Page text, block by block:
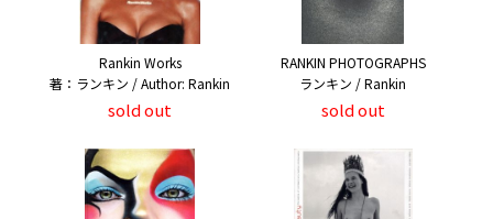
Rankin Works
著：ランキン / Author: Rankin
sold out
RANKIN PHOTOGRAPHS
ランキン / Rankin
sold out